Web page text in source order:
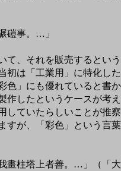
磑事。…」
、それを販売するとい
初は「工業用」に特化し
」にも優れていると書
したというケースが考
ていたらしいことが推
が、「彩色」という言
畫柱塔上者善。…」（